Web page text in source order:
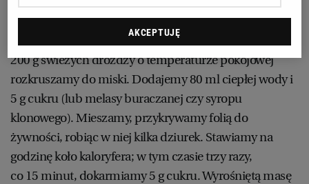
WAŁBRZYCH
WARSZAWA
WROCŁAW
ZAKOPANE
Jak zrobić domowe płatki drożdżowe?
200 g świeżych drożdży o temperaturze pokojowej
rozkruszamy do miski. Dodajemy 80 ml ciepłej wody i
5 g cukru (lub melasy buraczanej czy syropu
klonowego). Mieszamy, przykrywamy folią do
żywności, robiąc w niej kilka dziurek. Stawiamy na
godzinę koło kaloryfera; w tym czasie trzy razy,
co 15 minut, dokarmiamy 5 g cukru. Wyrośniętą masę
AKCEPTUJĘ